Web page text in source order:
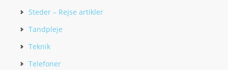
Steder – Rejse artikler
Tandpleje
Teknik
Telefoner